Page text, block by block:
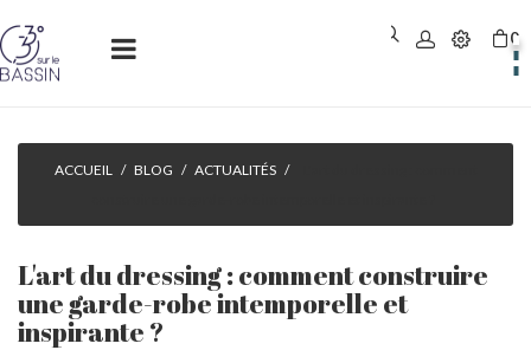
0
ACCUEIL BLOG ACTUALITÉS
L'art du dressing : comment construire
une garde-robe intemporelle et
inspirante ?